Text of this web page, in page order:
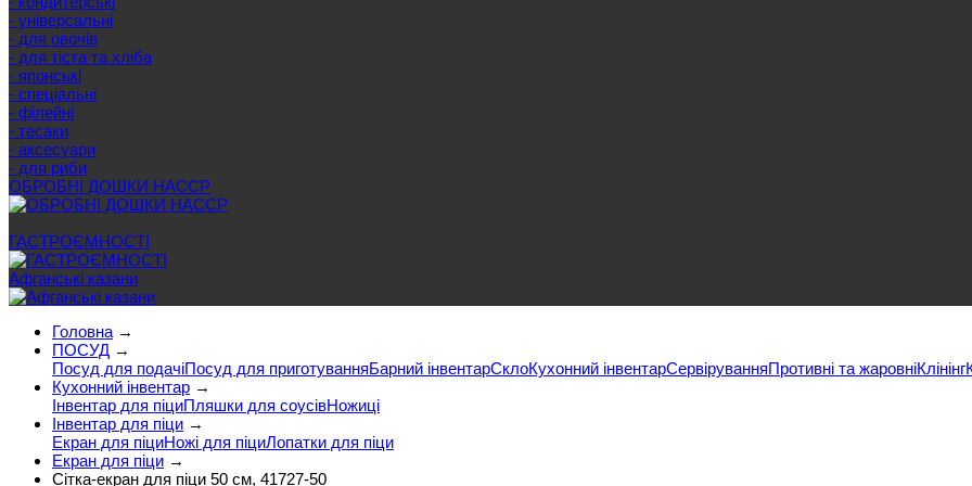
- універсальні
- для овочів
- для тіста та хліба
- японські
- спеціальні
- філейні
- тесаки
- аксесуари
- для риби
ОБРОБНІ ДОШКИ HACCP
ГАСТРОЄМНОСТІ
Афганські казани
Головна →
ПОСУД →
Посуд для подачіПосуд для приготуванняБарний інвентарСклоКухонний інвентарСервіруванняПротивні та жаровніКлінінг
Кухонний інвентар →
Інвентар для піциПляшки для соусівНожиці
Інвентар для піци →
Екран для піциНожі для піциЛопатки для піци
Екран для піци →
Сітка-екран для піци 50 см, 41727-50